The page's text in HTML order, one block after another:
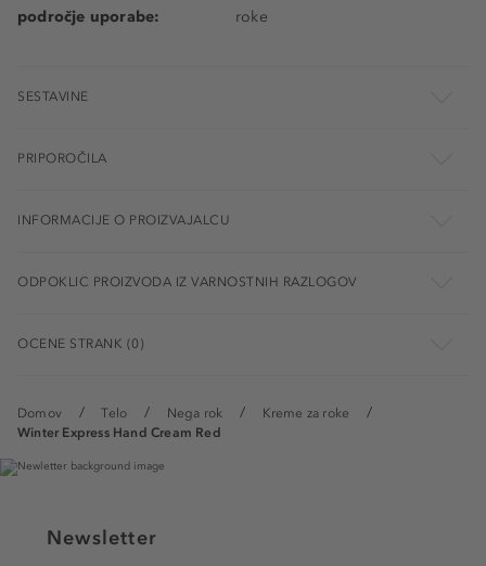
Domov Telo Nega rok
Kreme za roke
Winter Express Hand Cream Red
področje uporabe:
roke
SESTAVINE
PRIPOROČILA
INFORMACIJE O PROIZVAJALCU
ODPOKLIC PROIZVODA IZ VARNOSTNIH RAZLOGOV
OCENE STRANK (0)
Newsletter